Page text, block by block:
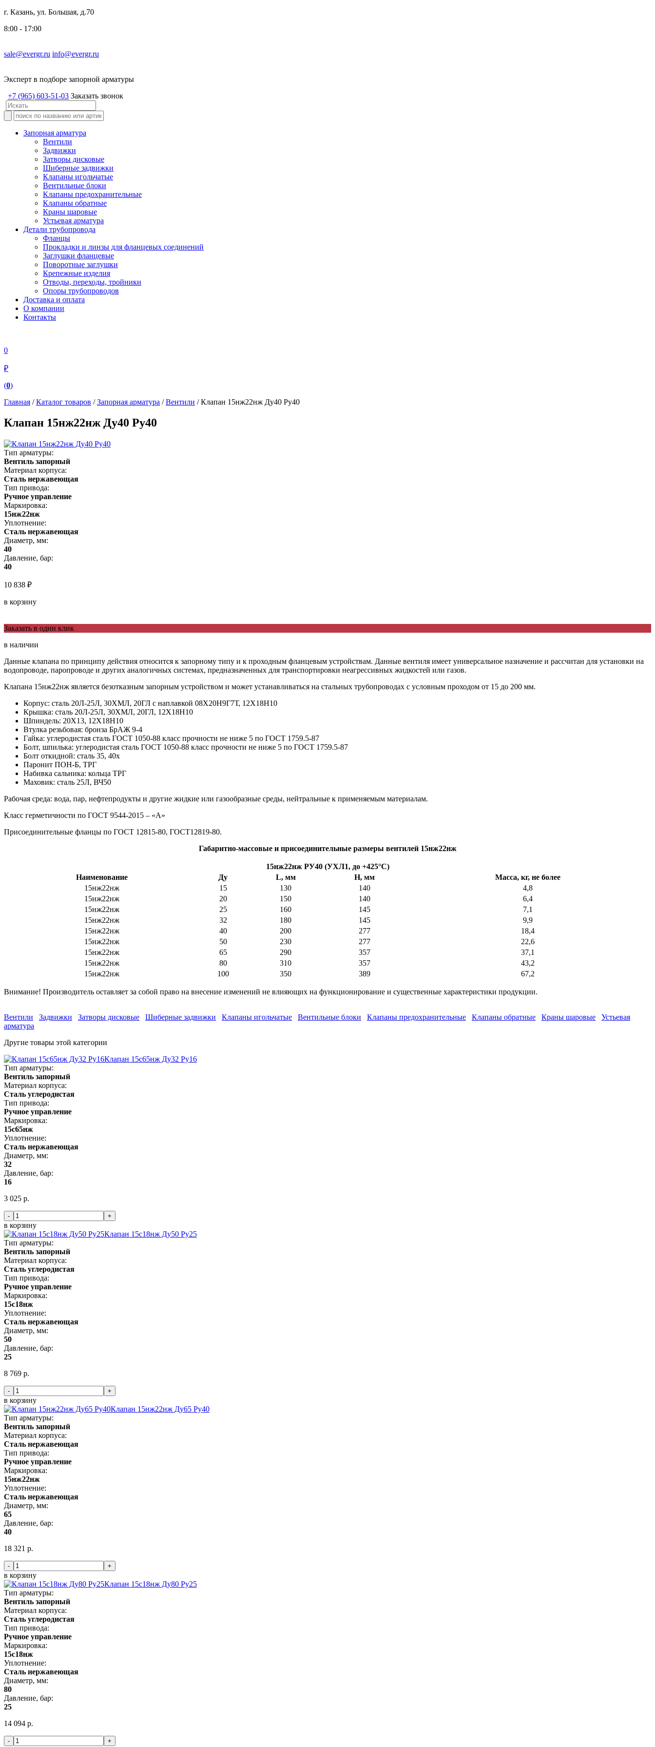
г. Казань, ул. Большая, д.70
8:00 - 17:00
sale@evergr.ru info@evergr.ru
Эксперт в подборе запорной арматуры
+7 (965) 603-51-03 Заказать звонок
Запорная арматура
Вентили
Задвижки
Затворы дисковые
Шиберные задвижки
Клапаны игольчатые
Вентильные блоки
Клапаны предохранительные
Клапаны обратные
Краны шаровые
Устьевая арматура
Детали трубопровода
Фланцы
Прокладки и линзы для фланцевых соединений
Заглушки фланцевые
Поворотные заглушки
Крепежные изделия
Отводы, переходы, тройники
Опоры трубопроводов
Доставка и оплата
О компании
Контакты
0
₽
(0)
Главная /Каталог товаров /Запорная арматура /Вентили / Клапан 15нж22нж Ду40 Ру40
Клапан 15нж22нж Ду40 Ру40
Тип арматуры:
Вентиль запорный
Материал корпуса:
Сталь нержавеющая
Тип привода:
Ручное управление
Маркировка:
15нж22нж
Уплотнение:
Сталь нержавеющая
Диаметр, мм:
40
Давление, бар:
40
10 838 ₽
в корзину
Заказать в один клик
в наличии
Данные клапана по принципу действия относится к запорному типу и к проходным фланцевым устройствам. Данные вентиля имеет универсальное назначение и рассчитан для установки на
водопроводе, паропроводе и других аналогичных системах, предназначенных для транспортировки неагрессивных жидкостей или газов.
Клапана 15нж22нж является безотказным запорным устройством и может устанавливаться на стальных трубопроводах с условным проходом от 15 до 200 мм.
Корпус: сталь 20Л-25Л, 30ХМЛ, 20ГЛ с наплавкой 08Х20Н9Г7Т, 12Х18Н10
Крышка: сталь 20Л-25Л, 30ХМЛ, 20ГЛ, 12Х18Н10
Шпиндель: 20Х13, 12Х18Н10
Втулка резьбовая: бронза БрАЖ 9-4
Гайка: углеродистая сталь ГОСТ 1050-88 класс прочности не ниже 5 по ГОСТ 1759.5-87
Болт, шпилька: углеродистая сталь ГОСТ 1050-88 класс прочности не ниже 5 по ГОСТ 1759.5-87
Болт откидной: сталь 35, 40х
Паронит ПОН-Б, ТРГ
Набивка сальника: кольца ТРГ
Маховик: сталь 25Л, ВЧ50
Рабочая среда: вода, пар, нефтепродукты и другие жидкие или газообразные среды, нейтральные к применяемым материалам.
Класс герметичности по ГОСТ 9544-2015 – «А»
Присоединительные фланцы по ГОСТ 12815-80, ГОСТ12819-80.
Габаритно-массовые и присоединительные размеры вентилей 15нж22нж
15нж22нж РУ40 (УХЛ1, до +425°С)
Наименование
Ду L, мм H, мм
Масса, кг, не более
15нж22нж
15 130 140
4,8
15нж22нж
20 150 140
6,4
15нж22нж
25 160 145
7,1
15нж22нж
32 180 145
9,9
15нж22нж
40 200 277
18,4
15нж22нж
50 230 277
22,6
15нж22нж
65 290 357
37,1
15нж22нж
80 310 357
43,2
15нж22нж
100 350 389 67,2
Внимание! Производитель оставляет за собой право на внесение изменений не влияющих на функционирование и существенные характеристики продукции.
Вентили Задвижки Затворы дисковые Шиберные задвижки Клапаны игольчатые Вентильные блоки Клапаны предохранительные Клапаны обратные Краны шаровые
Устьевая
арматура
Другие товары этой категории
Клапан 15с65нж Ду32 Ру16
Тип арматуры:
Вентиль запорный
Материал корпуса:
Сталь углеродистая
Тип привода:
Ручное управление
Маркировка:
15с65нж
Уплотнение:
Сталь нержавеющая
Диаметр, мм:
32
Давление, бар:
16
3 025 р.
- +
в корзину
Клапан 15с18нж Ду50 Ру25
Тип арматуры:
Вентиль запорный
Материал корпуса:
Сталь углеродистая
Тип привода:
Ручное управление
Маркировка:
15с18нж
Уплотнение:
Сталь нержавеющая
Диаметр, мм:
50
Давление, бар:
25
8 769 р.
- +
в корзину
Клапан 15нж22нж Ду65 Ру40
Тип арматуры:
Вентиль запорный
Материал корпуса:
Сталь нержавеющая
Тип привода:
Ручное управление
Маркировка:
15нж22нж
Уплотнение:
Сталь нержавеющая
Диаметр, мм:
65
Давление, бар:
40
18 321 р.
- +
в корзину
Клапан 15с18нж Ду80 Ру25
Тип арматуры:
Вентиль запорный
Материал корпуса:
Сталь углеродистая
Тип привода:
Ручное управление
Маркировка:
15с18нж
Уплотнение:
Сталь нержавеющая
Диаметр, мм:
80
Давление, бар:
25
14 094 р.
- +